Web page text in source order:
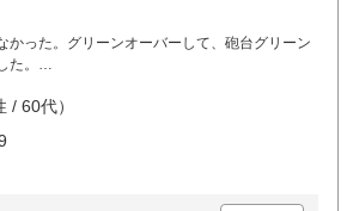
かった。グリーンオーバーして、砲台グリーン
。
/ 60代）